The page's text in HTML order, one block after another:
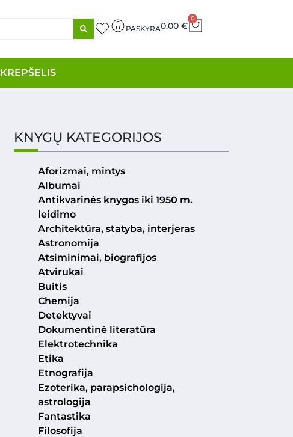
PASKYRA0.00 €
0
KREPŠELIS
KNYGŲ KATEGORIJOS
Aforizmai, mintys
Albumai
Antikvarinės knygos iki 1950 m.
leidimo
Architektūra, statyba, interjeras
Astronomija
Atsiminimai, biografijos
Atvirukai
Buitis
Chemija
Detektyvai
Dokumentinė literatūra
Elektrotechnika
Etika
Etnografija
Ezoterika, parapsichologija,
astrologija
Fantastika
Filosofija